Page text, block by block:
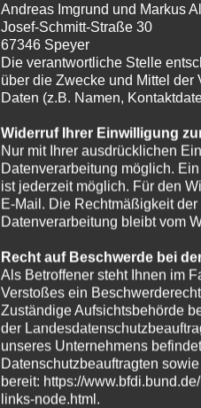
Andreas Imgrund und Markus
Josef-Schmitt-Straße 30
67346 Speyer
Die verantwortliche Stelle
über die Zwecke und Mittel
Daten (z.B. Namen,
Widerruf Ihrer Einwilligung
Nur mit Ihrer ausdrücklichen
Datenverarbeitung möglich.
ist jederzeit möglich. Für den
E-Mail. Die Rechtmäßigkeit
Datenverarbeitung bleibt vom
Recht auf Beschwerde bei
Als Betroffener steht Ihnen im
Verstoßes ein
Zuständige Aufsichtsbehörde
der
unseres Unternehmens
Datenschutzbeauftragten
bereit: https://
links-node.html.